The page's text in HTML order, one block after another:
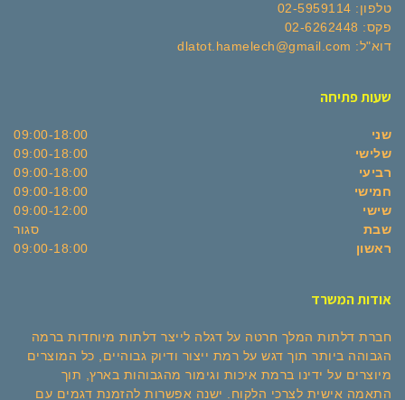
טלפון: 02-5959114
פקס: 02-6262448
דוא"ל: dlatot.hamelech@gmail.com
שעות פתיחה
שני
09:00-18:00
שלישי
09:00-18:00
רביעי
09:00-18:00
חמישי
09:00-18:00
שישי
09:00-12:00
שבת
סגור
ראשון
09:00-18:00
אודות המשרד
חברת דלתות המלך חרטה על דגלה לייצר דלתות מיוחדות ברמה
הגבוהה ביותר תוך דגש על רמת ייצור ודיוק גבוהיים, כל המוצרים
מיוצרים על ידינו ברמת איכות וגימור מהגבוהות בארץ, תוך
התאמה אישית לצרכי הלקוח. ישנה אפשרות להזמנת דגמים עם